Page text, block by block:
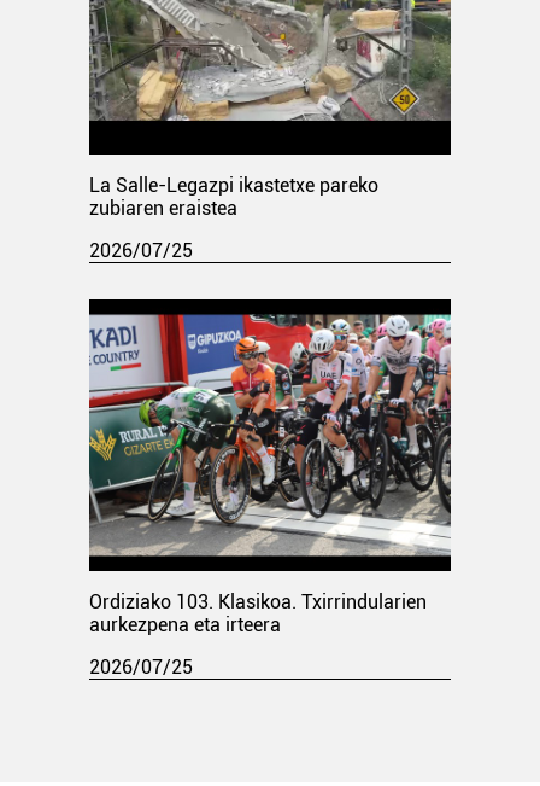
La Salle-Legazpi ikastetxe pareko
zubiaren eraistea
2026/07/25
Ordiziako 103. Klasikoa. Txirrindularien
aurkezpena eta irteera
2026/07/25